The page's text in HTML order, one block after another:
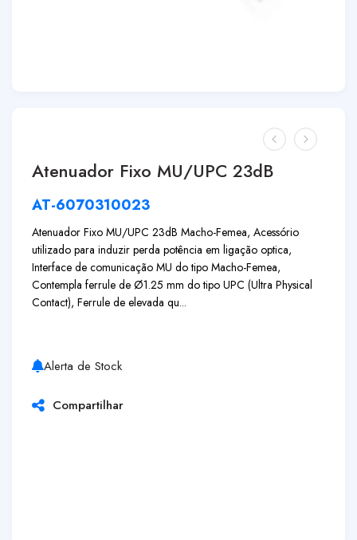
Atenuador Fixo MU/UPC 23dB
AT-6070310023
Atenuador Fixo MU/UPC 23dB Macho-Femea, Acessório
utilizado para induzir perda potência em ligação optica,
Interface de comunicação MU do tipo Macho-Femea,
Contempla ferrule de Ø1.25 mm do tipo UPC (Ultra Physical
Contact), Ferrule de elevada qu...
Alerta de Stock
Compartilhar